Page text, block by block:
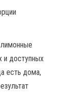
и доступных
есть дома,